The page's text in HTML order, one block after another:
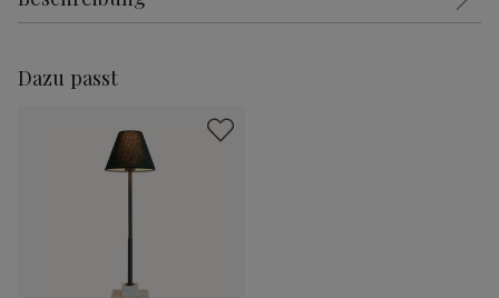
Dazu passt